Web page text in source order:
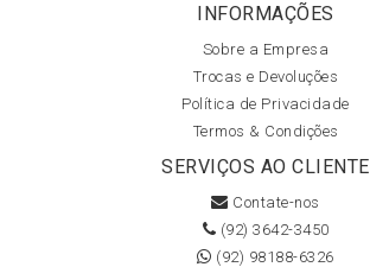
INFORMAÇÕES
Sobre a Empresa
Trocas e Devoluções
Política de Privacidade
Termos & Condições
SERVIÇOS AO CLIENTE
Contate-nos
(92) 3642-3450
(92) 98188-6326